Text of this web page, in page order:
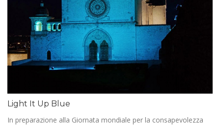
Light It Up Blue
In preparazione alla Giornata mondiale per la consapevolezza